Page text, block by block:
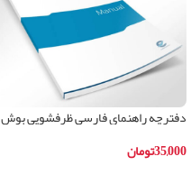
دفترچه راهنمای فارسی ظرفشویی بوش
35,000تومان